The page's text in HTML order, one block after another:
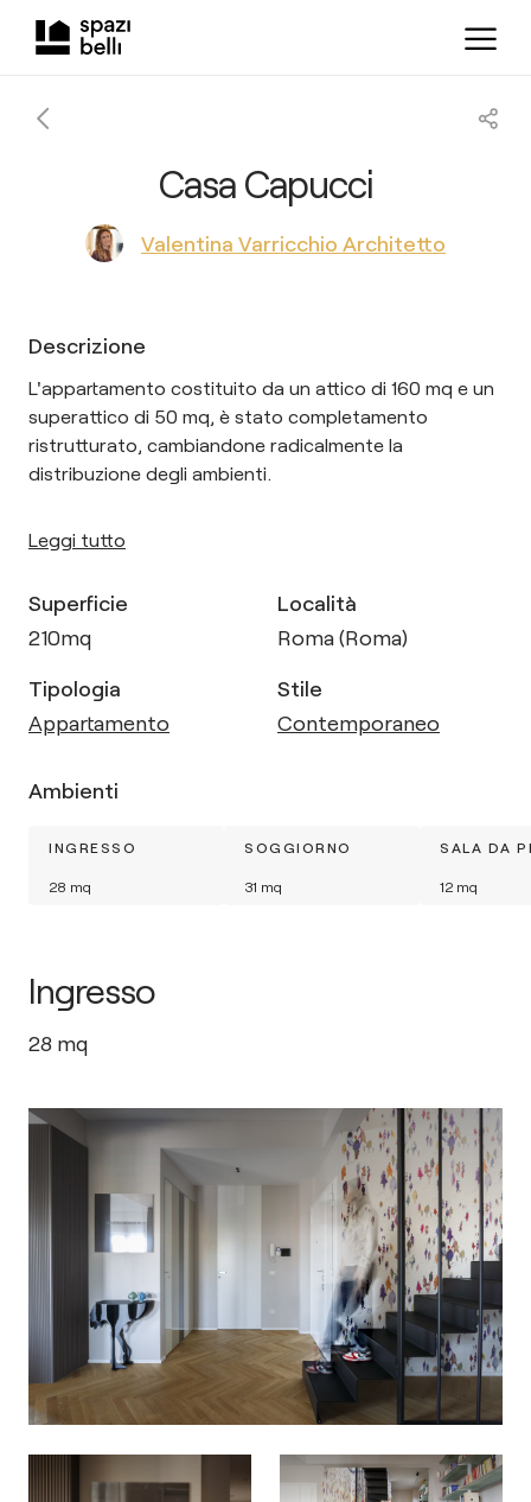
Casa Capucci
Valentina Varricchio Architetto
Descrizione
L'appartamento costituito da un attico di 160 mq e un
superattico di 50 mq, è stato completamento
ristrutturato, cambiandone radicalmente la
distribuzione degli ambienti.
Leggi tutto
Superficie
210mq
Località
Roma (Roma)
Tipologia
Appartamento
Stile
Contemporaneo
Ambienti
INGRESSO
28 mq
SOGGIORNO
31 mq
SALA DA
12 mq
Ingresso
28 mq